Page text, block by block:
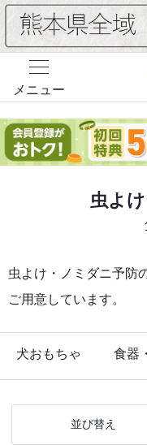
メニュー
虫よ
虫よけ・ノミダニ予防
ご用意しています。
犬おもちゃ 食器
並び替え